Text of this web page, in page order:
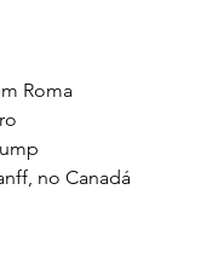
Roma
no Canadá